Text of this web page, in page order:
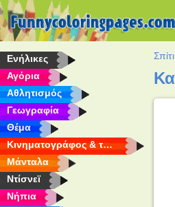
Eνήλικες
Αγόρια
Αθλητισμός
Γεωγραφία
Θέμα
Κινηματογράφος & τηλεόραση
Μάνταλα
Ντίσνεϊ
Νήπια
Σπίτι